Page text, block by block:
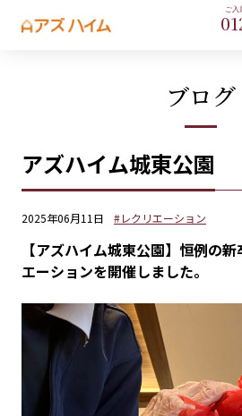
ブログ
アズハイム城東公園
2025年06月11日 #レクリエーション
【アズハイム城東公園】恒例の
エーションを開催しました。